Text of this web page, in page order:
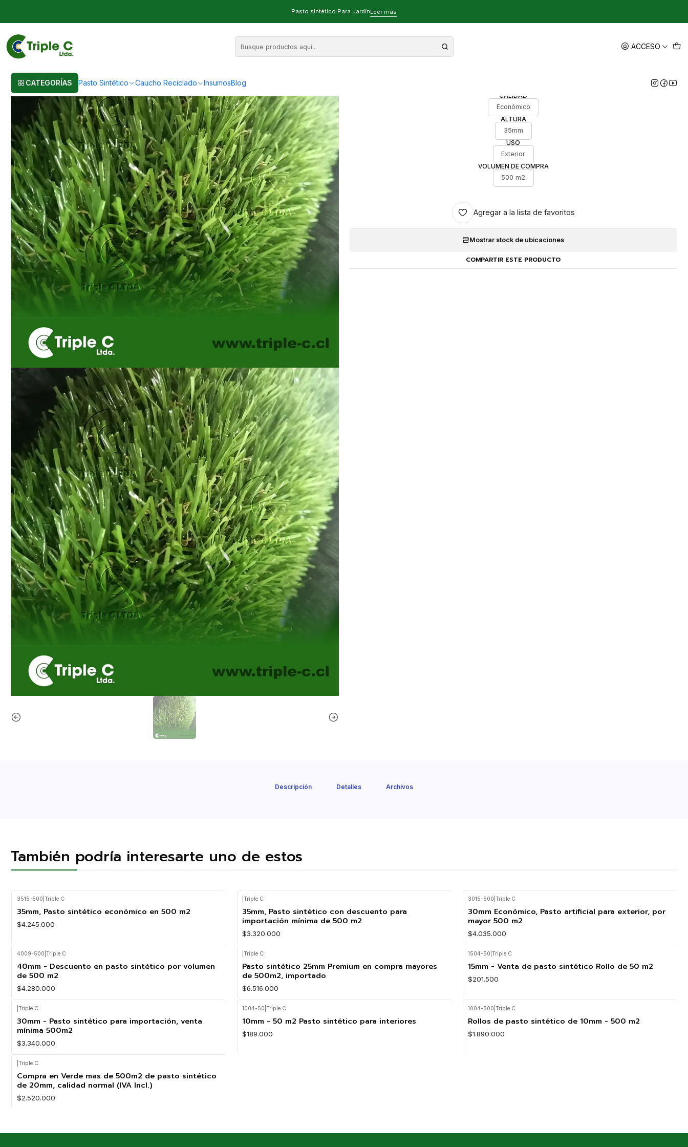
ACCESO
CATEGORÍAS Pasto Sintético Caucho Reciclado InsumosBlog
Pasto sintético Para JardínLeer más
35mm Económico - Pasto sintético por volumen de 500 m2
35mm Económico - Pasto sintético por
CALIDAD
Económico
ALTURA
35mm
USO
Exterior
VOLUMEN DE COMPRA
500 m2
Agregar a la lista de favoritos
Mostrar stock de ubicaciones
COMPARTIR ESTE PRODUCTO
Descripción Detalles Archivos
También podría interesarte uno de estos
3515-500 Triple C
35mm, Pasto sintético económico en 500 m2
$4.245.000
|Triple C
35mm, Pasto sintético con descuento para
importación mínima de 500 m2
$3.320.000
3015-500 |Triple C
30mm Económico, Pasto artificial para exterior, por
mayor 500 m2
$4.035.000
4009-500 Triple C
40mm - Descuento en pasto sintético por volumen
de 500 m2
$4.280.000
|Triple C
Pasto sintético 25mm Premium en compra mayores
de 500m2, importado
$6.516.000
1504-50 |Triple C
15mm - Venta de pasto sintético Rollo de 50 m2
$201.500
Triple C
30mm - Pasto sintético para importación, venta
mínima 500m2
$3.340.000
1004-50 |Triple C
10mm - 50 m2 Pasto sintético para interiores
$189.000
1004-500 |Triple C
Rollos de pasto sintético de 10mm - 500 m2
$1.890.000
Triple C
Compra en Verde mas de 500m2 de pasto sintético
de 20mm, calidad normal (IVA Incl.)
$2.520.000